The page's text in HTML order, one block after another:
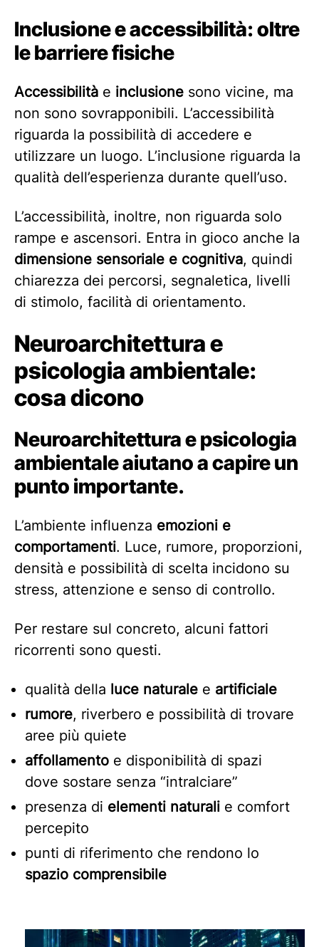
Inclusione e accessibilità: oltre
le barriere fisiche
Accessibilità e inclusione sono vicine, ma
non sono sovrapponibili. L’accessibilità
riguarda la possibilità di accedere e
utilizzare un luogo. L’inclusione riguarda la
qualità dell’esperienza durante quell’uso.
L’accessibilità, inoltre, non riguarda solo
rampe e ascensori. Entra in gioco anche la
dimensione sensoriale e cognitiva, quindi
chiarezza dei percorsi, segnaletica, livelli
di stimolo, facilità di orientamento.
Neuroarchitettura e
psicologia ambientale:
cosa dicono
Neuroarchitettura e psicologia
ambientale aiutano a capire un
punto importante.
L’ambiente influenza emozioni e
comportamenti. Luce, rumore, proporzioni,
densità e possibilità di scelta incidono su
stress, attenzione e senso di controllo.
Per restare sul concreto, alcuni fattori
ricorrenti sono questi.
qualità della luce naturale e artificiale
rumore, riverbero e possibilità di trovare
aree più quiete
affollamento e disponibilità di spazi
dove sostare senza “intralciare”
presenza di elementi naturali e comfort
percepito
punti di riferimento che rendono lo
spazio comprensibile